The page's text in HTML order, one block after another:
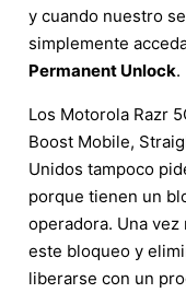
y cuando nuestro
simplemente
Permanent Unlock.
Los Motorola Razr
Boost Mobile,
Unidos tampoco
porque tienen un
operadora. Una
este bloqueo y
liberarse con un